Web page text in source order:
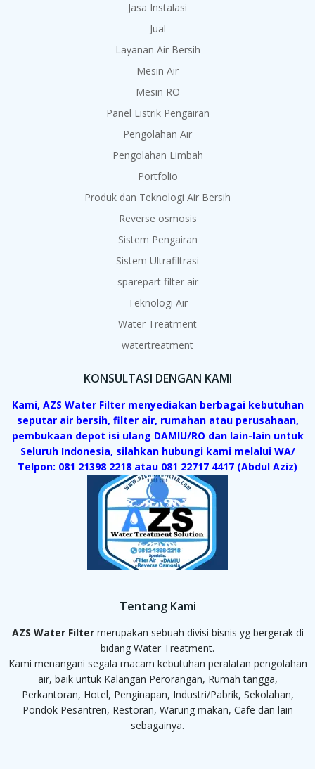
Jasa Instalasi
Jual
Layanan Air Bersih
Mesin Air
Mesin RO
Panel Listrik Pengairan
Pengolahan Air
Pengolahan Limbah
Portfolio
Produk dan Teknologi Air Bersih
Reverse osmosis
Sistem Pengairan
Sistem Ultrafiltrasi
sparepart filter air
Teknologi Air
Water Treatment
watertreatment
KONSULTASI DENGAN KAMI
Kami, AZS Water Filter menyediakan berbagai kebutuhan
seputar air bersih, filter air, rumahan atau perusahaan,
pembukaan depot isi ulang DAMIU/RO dan lain-lain untuk
Seluruh Indonesia, silahkan hubungi kami melalui WA/
Telpon: 081 21398 2218 atau 081 22717 4417 (Abdul Aziz)
Tentang Kami
AZS Water Filtermerupakan sebuah divisi bisnis yg bergerak di
bidang Water Treatment.
Kami menangani segala macam kebutuhan peralatan pengolahan
air, baik untuk Kalangan Perorangan, Rumah tangga,
Perkantoran, Hotel, Penginapan, Industri/Pabrik, Sekolahan,
Pondok Pesantren, Restoran, Warung makan, Cafe dan lain
sebagainya.